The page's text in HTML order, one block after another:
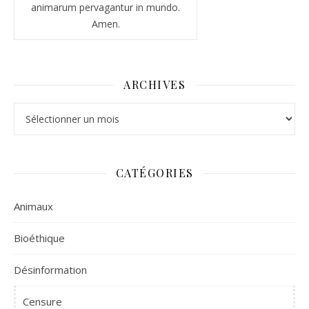
animarum pervagantur in mundo.
Amen.
ARCHIVES
CATÉGORIES
Animaux
Bioéthique
Désinformation
Censure